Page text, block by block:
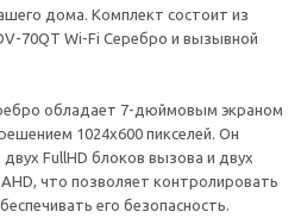
дома. Комплект состоит из
70QT Wi-Fi Серебро и вызывной
обладает 7-дюймовым экраном
1024х600 пикселей. Он
FullHD блоков вызова и двух
что позволяет контролировать
его безопасность.